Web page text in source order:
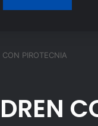
PIROTECNIA